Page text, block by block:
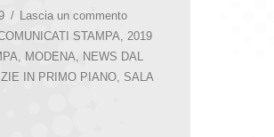
Lascia un commento
STAMPA
2019
MODENA
NEWS DAL
IN PRIMO PIANO
SALA